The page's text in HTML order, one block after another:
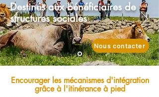
Destinés aux bénéficiaires de
structures sociales
Nous contacter
Encourager les mécanismes d'intégration
grâce à l'itinérance à pied